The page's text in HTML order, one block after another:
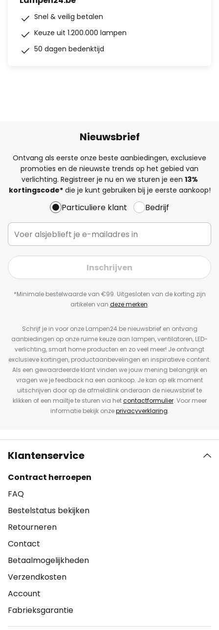
Snel & veilig betalen
Keuze uit 1.200.000 lampen
50 dagen bedenktijd
Nieuwsbrief
Ontvang als eerste onze beste aanbiedingen, exclusieve
promoties en de nieuwste trends op het gebied van
verlichting. Registreer je nu en we sturen je een 13%
kortingscode*die je kunt gebruiken bij je eerste aankoop!
Particuliere klant Bedrijf
Inschrijven
*Minimale bestelwaarde van €99. Uitgesloten van de korting zijn
artikelen van deze merken.
Schrijf je in voor onze Lampen24.be nieuwsbrief en ontvang
aanbiedingen op onze ruime keuze aan lampen, ventilatoren, LED-
verlichting, smart home producten en zo veel meer! Je ontvangt
exclusieve kortingen, productaanbevelingen en inspiratieve content.
Als een gewaardeerde klant vinden we jouw mening belangrijk en
vragen we je feedback na een aankoop. Je kan op elk moment
uitschrijven door op de afmeldlink onderaan de nieuwsbrief te
klikken of een mailtje te sturen via hetcontactformulier. Voor meer
informatie bekijk onzeprivacyverklaring.
Klantenservice
Contract herroepen
FAQ
Bestelstatus bekijken
Retourneren
Contact
Betaalmogelijkheden
Verzendkosten
Account
Fabrieksgarantie